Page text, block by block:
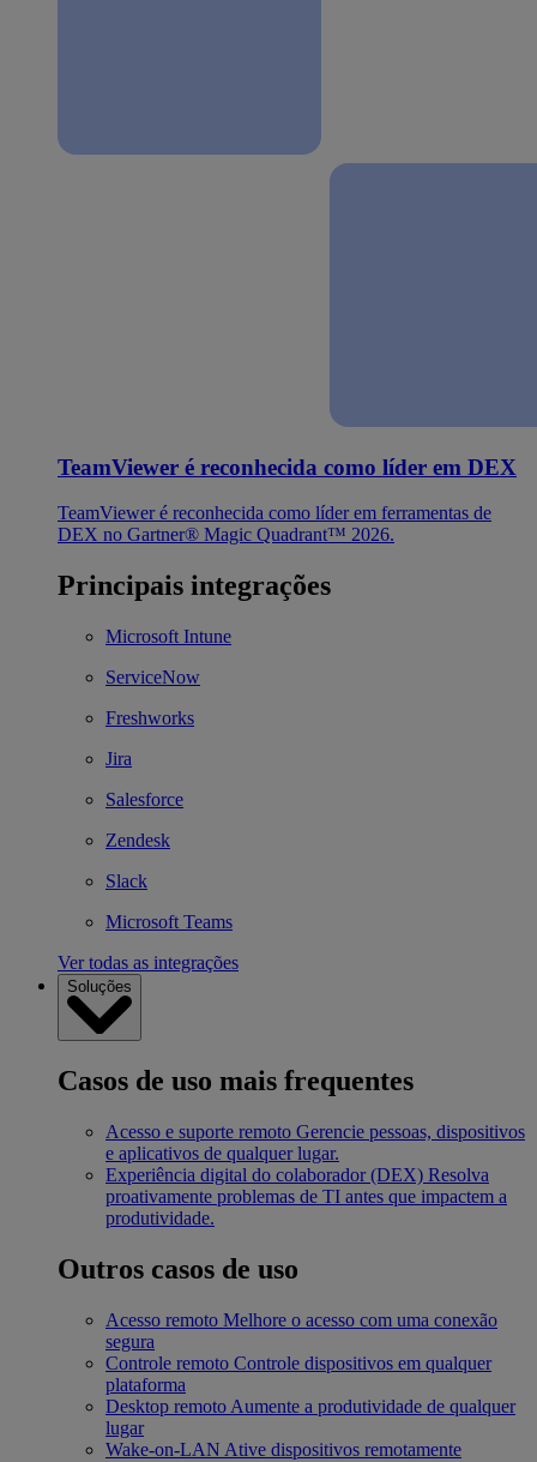
TeamViewer é reconhecida como líder em DEX
TeamViewer é reconhecida como líder em ferramentas de
DEX no Gartner® Magic Quadrant™ 2026.
Principais integrações
Microsoft Intune
ServiceNow
Freshworks
Jira
Salesforce
Zendesk
Slack
Microsoft Teams
Ver todas as integrações
Soluções
Casos de uso mais frequentes
Acesso e suporte remoto Gerencie pessoas, dispositivos
e aplicativos de qualquer lugar.
Experiência digital do colaborador (DEX) Resolva
proativamente problemas de TI antes que impactem a
produtividade.
Outros casos de uso
Acesso remoto Melhore o acesso com uma conexão
segura
Controle remoto Controle dispositivos em qualquer
plataforma
Desktop remoto Aumente a produtividade de qualquer
lugar
Wake-on-LAN Ative dispositivos remotamente